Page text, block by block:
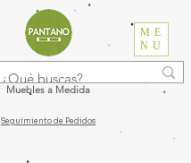
ME
NU
Muebles a Medida
Seguimiento de Pedidos